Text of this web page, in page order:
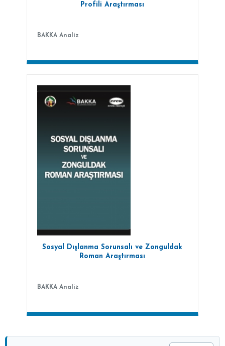
Profili Araştırması
BAKKA Analiz
Sosyal Dışlanma Sorunsalı ve Zonguldak
Roman Araştırması
BAKKA Analiz